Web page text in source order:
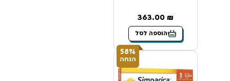
363.00 ₪
הוספה לסל
58%
הנחה